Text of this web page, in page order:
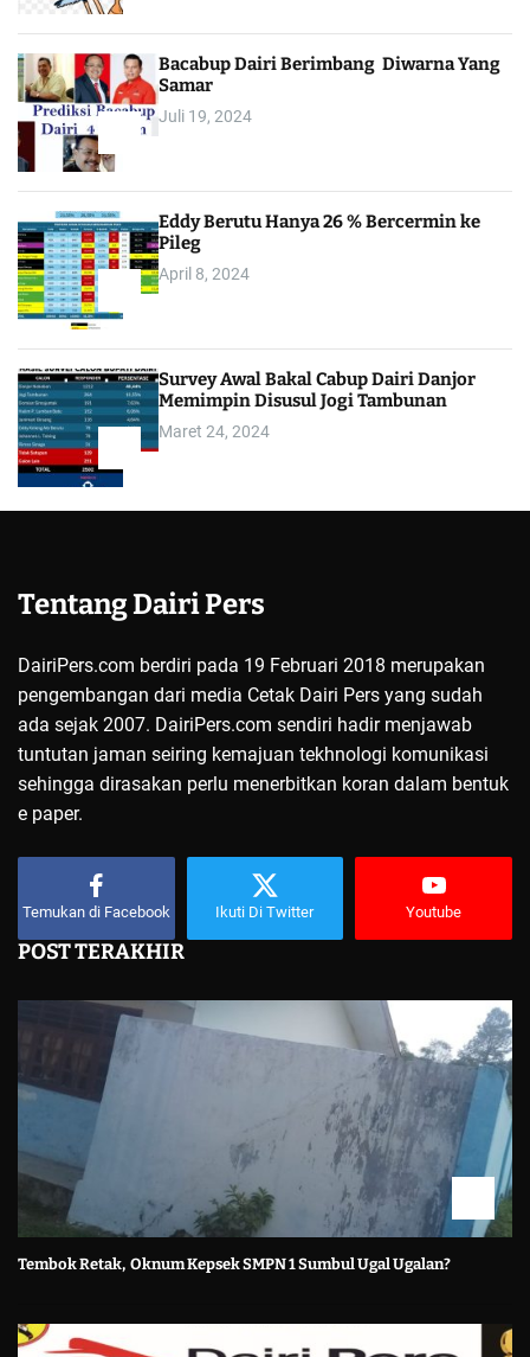
Bacabup Dairi Berimbang Diwarna Yang
Samar
Juli 19, 2024
Eddy Berutu Hanya 26 % Bercermin ke
Pileg
April 8, 2024
Survey Awal Bakal Cabup Dairi Danjor
Memimpin Disusul Jogi Tambunan
Maret 24, 2024
Tentang Dairi Pers
DairiPers.com berdiri pada 19 Februari 2018 merupakan
pengembangan dari media Cetak Dairi Pers yang sudah
ada sejak 2007. DairiPers.com sendiri hadir menjawab
tuntutan jaman seiring kemajuan tekhnologi komunikasi
sehingga dirasakan perlu menerbitkan koran dalam bentuk
e paper.
Temukan di Facebook Ikuti Di Twitter Youtube
POST TERAKHIR
Tembok Retak, Oknum Kepsek SMPN 1 Sumbul Ugal Ugalan?